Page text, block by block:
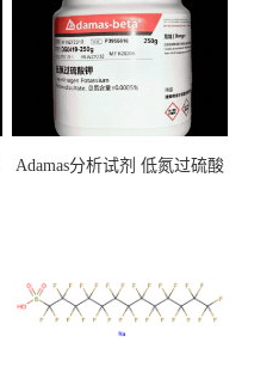
Adamas分析试剂 低氮过硫酸